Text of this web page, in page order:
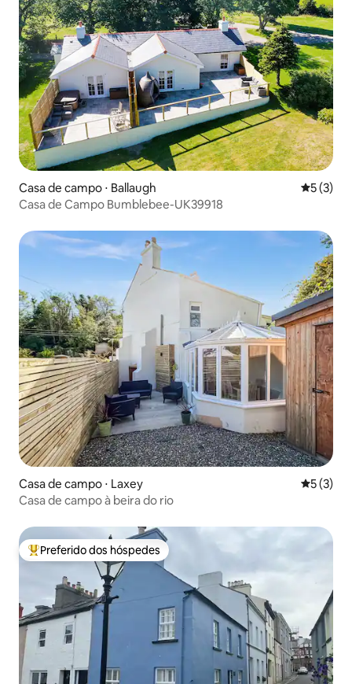
Casa de campo ⋅ Ballaugh 5 de
5 (3)
Casa de Campo Bumblebee-UK39918
Casa de campo ⋅ Laxey 5 de
5 (3)
Casa de campo à beira do rio
Entre os melhores preferidos dos hóspedes
Preferido dos hóspedes